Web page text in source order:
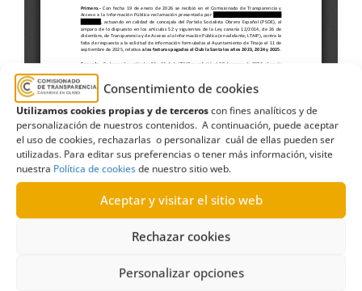
Consentimiento de cookies
Utilizamos cookies propias y de terceroscon fines analíticos y de
personalización de nuestros contenidos. A continuación, puede aceptar
el uso de cookies, rechazarlas o personalizar cuál de ellas pueden ser
utilizadas. Para editar sus preferencias o tener más información, visite
nuestra Política de cookiesde nuestro sitio web.
Aceptar y visitar el sitio web
Rechazar cookies
Personalizar opciones